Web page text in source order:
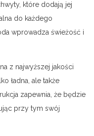
które dodają jej
do każdego
wprowadza świeżość i
z najwyższej jakości
ładna, ale także
zapewnia, że będzie
przy tym swój